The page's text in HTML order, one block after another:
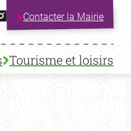
Contacter la Mairie
Tourisme et loisirs